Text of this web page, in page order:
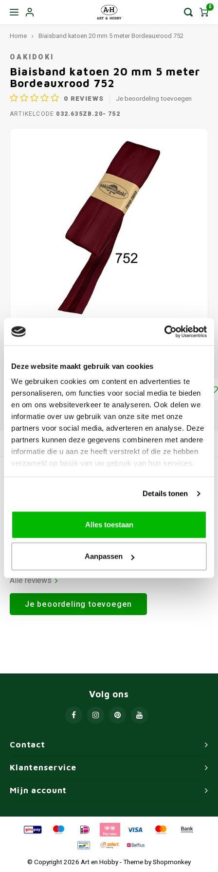
Deze website maakt gebruik van cookies
We gebruiken cookies om content en advertenties te
personaliseren, om functies voor social media te bieden
en om ons websiteverkeer te analyseren. Ook delen we
informatie over uw gebruik van onze site met onze
partners voor social media, adverteren en analyse. Deze
partners kunnen deze gegevens combineren met andere
informatie die u aan ze heeft verstrekt of die ze hebben
verzameld op basis van uw gebruik van hun services.
Details tonen
Alles toestaan
Aanpassen
0
Home Biaisband katoen 20 mm 5 meter Bordeauxrood 752
OAKIDOKI
Biaisband katoen 20 mm 5 meter
Bordeauxrood 752
0 REVIEWS Je beoordeling toevoegen
ARTIKELCODE 032.635ZB.20- 752
DIRECT LEVERBAAR
Toevoegen aan winkelwagen
DELEN:
Productomschrijving
Alle reviews
Je beoordeling toevoegen
Contact
Volg ons
Klantenservice
Mijn account
© Copyright 2026 Art en Hobby - Theme byShopmonkey